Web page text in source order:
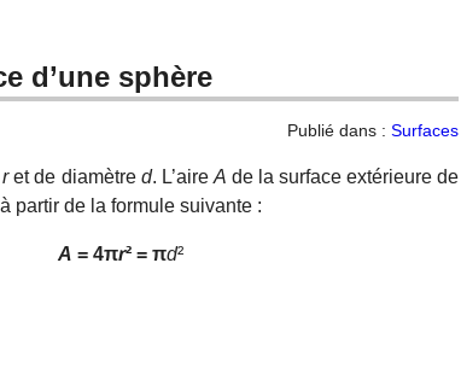
d’une sphère
Publié dans : Surfaces
ret de diamètre d. L’aire A de la surface extérieure de
partir de la formule suivante :
A = 4πr² = πd²